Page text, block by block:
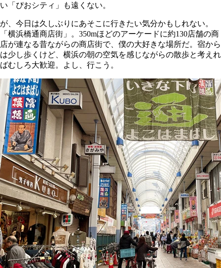
い「ぴおシティ」も遠くない。
が、今日は久しぶりにあそこに行きたい気分かもしれない。
「横浜橋通商店街」。350mほどのアーケードに約130店舗の商
店が連なる昔ながらの商店街で、僕の大好きな場所だ。宿から
は少し歩くけど、横浜の朝の空気を感じながらの散歩と考えれ
ばむしろ大歓迎。よし、行こう。